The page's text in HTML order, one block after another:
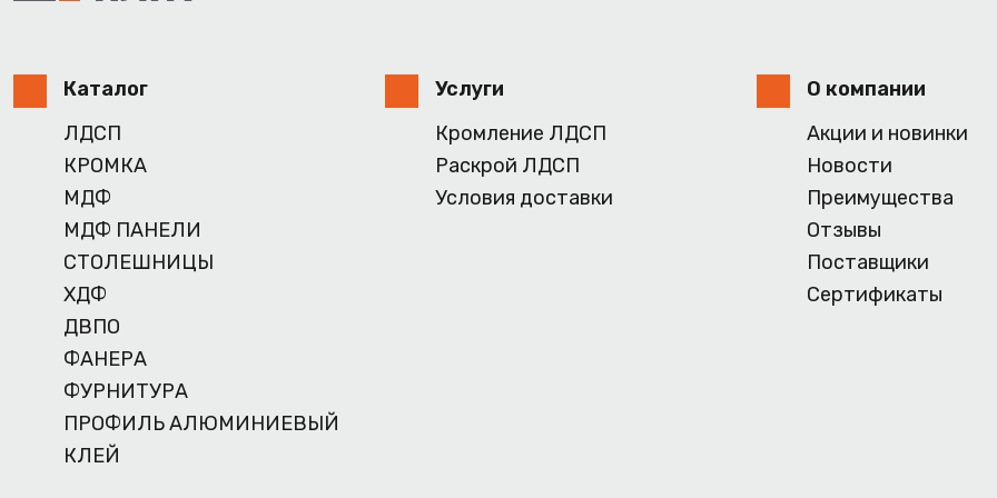
Каталог
ЛДСП
КРОМКА
МДФ
МДФ ПАНЕЛИ
СТОЛЕШНИЦЫ
ХДФ
ДВПО
ФАНЕРА
ФУРНИТУРА
ПРОФИЛЬ АЛЮМИНИЕВЫЙ
КЛЕЙ
Услуги
Кромление ЛДСП
Раскрой ЛДСП
Условия доставки
О компании
Акции и новинки
Новости
Преимущества
Отзывы
Поставщики
Сертификаты